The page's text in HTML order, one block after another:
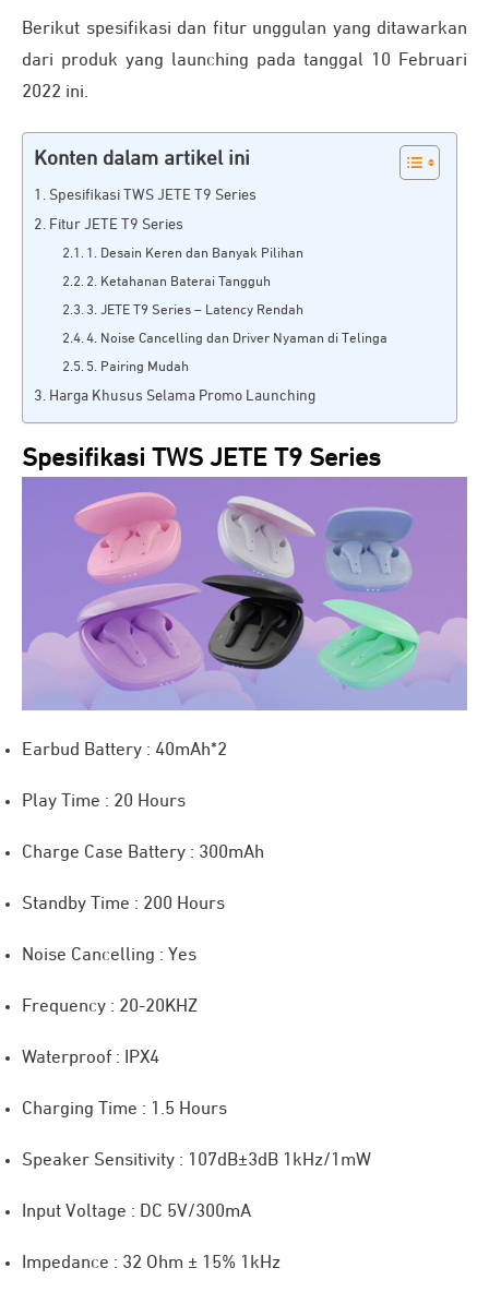
Berikut spesifikasi dan fitur unggulan yang ditawarkan
dari produk yang launching pada tanggal 10 Februari
2022 ini.
Konten dalam artikel ini
Spesifikasi TWS JETE T9 Series
Fitur JETE T9 Series
1. Desain Keren dan Banyak Pilihan
2. Ketahanan Baterai Tangguh
3. JETE T9 Series – Latency Rendah
4. Noise Cancelling dan Driver Nyaman di Telinga
5. Pairing Mudah
Harga Khusus Selama Promo Launching
Spesifikasi TWS JETE T9 Series
Earbud Battery : 40mAh*2
Play Time : 20 Hours
Charge Case Battery : 300mAh
Standby Time : 200 Hours
Noise Cancelling : Yes
Frequency : 20-20KHZ
Waterproof : IPX4
Charging Time : 1.5 Hours
Speaker Sensitivity : 107dB±3dB 1kHz/1mW
Input Voltage : DC 5V/300mA
Impedance : 32 Ohm ± 15% 1kHz